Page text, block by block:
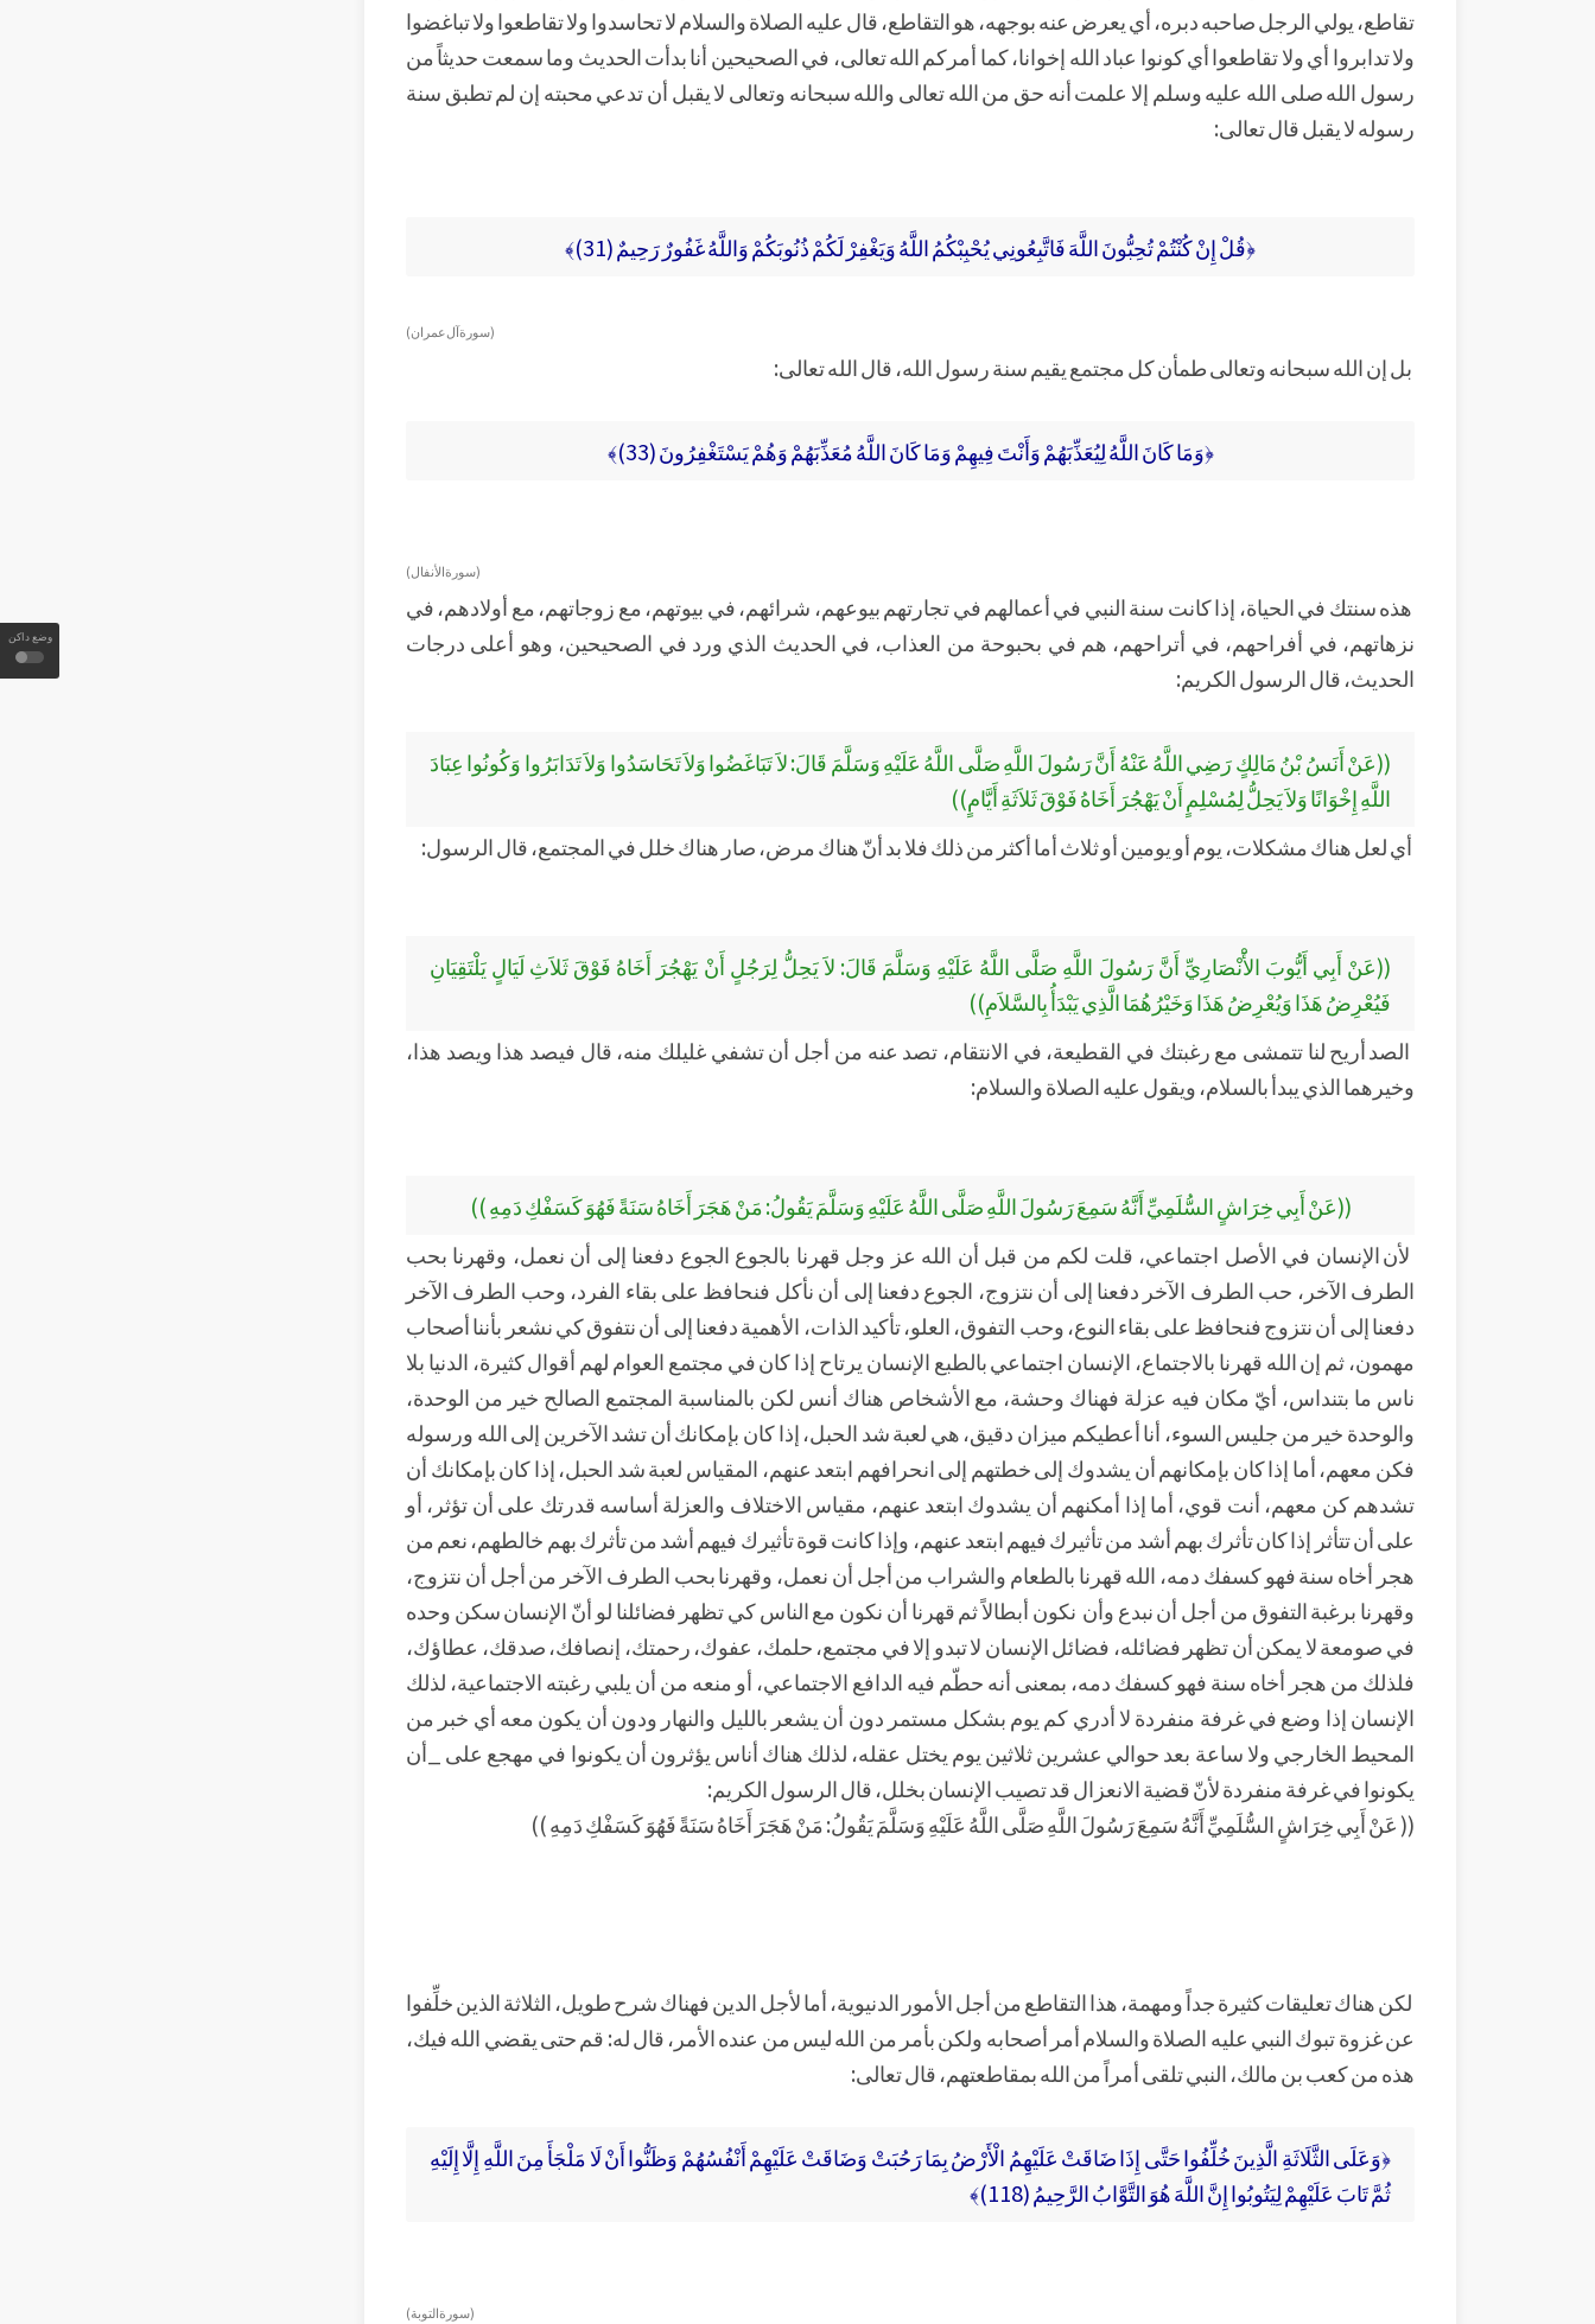
وضع داكن
تقاطع، يولي الرجل صاحبه دبره، أي يعرض عنه بوجهه، هو التقاطع، قال عليه الصلاة والسلام لا تحاسدوا ولا تقاطعوا ولا تباغضوا
ولا تدابروا أي ولا تقاطعوا أي كونوا عباد الله إخوانا، كما أمركم الله تعالى، في الصحيحين أنا بدأت الحديث وما سمعت حديثاً من
رسول الله صلى الله عليه وسلم إلا علمت أنه حق من الله تعالى والله سبحانه وتعالى لا يقبل أن تدعي محبته إن لم تطبق سنة
رسوله لا يقبل قال تعالى:
﴿قُلْ إِنْ كُنْتُمْ تُحِبُّونَ اللَّهَ فَاتَّبِعُونِي يُحْبِبْكُمُ اللَّهُ وَيَغْفِرْ لَكُمْ ذُنُوبَكُمْ وَاللَّهُ غَفُورٌ رَحِيمٌ (31)﴾
(سورة آل عمران )
بل إن الله سبحانه وتعالى طمأن كل مجتمع يقيم سنة رسول الله، قال الله تعالى:
﴿وَمَا كَانَ اللَّهُ لِيُعَذِّبَهُمْ وَأَنْتَ فِيهِمْ وَمَا كَانَ اللَّهُ مُعَذِّبَهُمْ وَهُمْ يَسْتَغْفِرُونَ (33)﴾
( سورة الأنفال )
هذه سنتك في الحياة، إذا كانت سنة النبي في أعمالهم في تجارتهم بيوعهم، شرائهم، في بيوتهم، مع زوجاتهم، مع أولادهم، في
نزهاتهم، في أفراحهم، في أتراحهم، هم في بحبوحة من العذاب، في الحديث الذي ورد في الصحيحين، وهو أعلى درجات
الحديث، قال الرسول الكريم:
((عَنْ أَنَسُ بْنُ مَالِكٍ رَضِي اللَّهُ عَنْهُ أَنَّ رَسُولَ اللَّهِ صَلَّى اللَّهُ عَلَيْهِ وَسَلَّمَ قَالَ: لاَ تَبَاغَضُوا وَلاَ تَحَاسَدُوا وَلاَ تَدَابَرُوا وَكُونُوا عِبَادَ
اللَّهِ إِخْوَانًا وَلاَ يَحِلُّ لِمُسْلِمٍ أَنْ يَهْجُرَ أَخَاهُ فَوْقَ ثَلاَثَةِ أَيَّامٍ))
أي لعل هناك مشكلات، يوم أو يومين أو ثلاث أما أكثر من ذلك فلا بد أنّ هناك مرض، صار هناك خلل في المجتمع، قال الرسول:
((عَنْ أَبِي أَيُّوبَ الأَْنْصَارِيِّ أَنَّ رَسُولَ اللَّهِ صَلَّى اللَّهُ عَلَيْهِ وَسَلَّمَ قَالَ: لاَ يَحِلُّ لِرَجُلٍ أَنْ يَهْجُرَ أَخَاهُ فَوْقَ ثَلاَثِ لَيَالٍ يَلْتَقِيَانِ
فَيُعْرِضُ هَذَا وَيُعْرِضُ هَذَا وَخَيْرُهُمَا الَّذِي يَبْدَأُ بِالسَّلاَمِ))
الصد أريح لنا تتمشى مع رغبتك في القطيعة، في الانتقام، تصد عنه من أجل أن تشفي غليلك منه، قال فيصد هذا ويصد هذا،
وخيرهما الذي يبدأ بالسلام، ويقول عليه الصلاة والسلام:
((عَنْ أَبِي خِرَاشٍ السُّلَمِيِّ أَنَّهُ سَمِعَ رَسُولَ اللَّهِ صَلَّى اللَّهُ عَلَيْهِ وَسَلَّمَ يَقُولُ: مَنْ هَجَرَ أَخَاهُ سَنَةً فَهُوَ كَسَفْكِ دَمِهِ ))
لأن الإنسان في الأصل اجتماعي، قلت لكم من قبل أن الله عز وجل قهرنا بالجوع الجوع دفعنا إلى أن نعمل، وقهرنا بحب
الطرف الآخر، حب الطرف الآخر دفعنا إلى أن نتزوج، الجوع دفعنا إلى أن نأكل فنحافظ على بقاء الفرد، وحب الطرف الآخر
دفعنا إلى أن نتزوج فنحافظ على بقاء النوع، وحب التفوق، العلو، تأكيد الذات، الأهمية دفعنا إلى أن نتفوق كي نشعر بأننا أصحاب
مهمون، ثم إن الله قهرنا بالاجتماع، الإنسان اجتماعي بالطبع الإنسان يرتاح إذا كان في مجتمع العوام لهم أقوال كثيرة، الدنيا بلا
ناس ما بتنداس، أيّ مكان فيه عزلة فهناك وحشة، مع الأشخاص هناك أنس لكن بالمناسبة المجتمع الصالح خير من الوحدة،
والوحدة خير من جليس السوء، أنا أعطيكم ميزان دقيق، هي لعبة شد الحبل، إذا كان بإمكانك أن تشد الآخرين إلى الله ورسوله
فكن معهم، أما إذا كان بإمكانهم أن يشدوك إلى خطتهم إلى انحرافهم ابتعد عنهم، المقياس لعبة شد الحبل، إذا كان بإمكانك أن
تشدهم كن معهم، أنت قوي، أما إذا أمكنهم أن يشدوك ابتعد عنهم، مقياس الاختلاف والعزلة أساسه قدرتك على أن تؤثر، أو
على أن تتأثر إذا كان تأثرك بهم أشد من تأثيرك فيهم ابتعد عنهم، وإذا كانت قوة تأثيرك فيهم أشد من تأثرك بهم خالطهم، نعم من
هجر أخاه سنة فهو كسفك دمه، الله قهرنا بالطعام والشراب من أجل أن نعمل، وقهرنا بحب الطرف الآخر من أجل أن نتزوج،
وقهرنا برغبة التفوق من أجل أن نبدع وأن نكون أبطالاً ثم قهرنا أن نكون مع الناس كي تظهر فضائلنا لو أنّ الإنسان سكن وحده
في صومعة لا يمكن أن تظهر فضائله، فضائل الإنسان لا تبدو إلا في مجتمع، حلمك، عفوك، رحمتك، إنصافك، صدقك، عطاؤك،
فلذلك من هجر أخاه سنة فهو كسفك دمه، بمعنى أنه حطّم فيه الدافع الاجتماعي، أو منعه من أن يلبي رغبته الاجتماعية، لذلك
الإنسان إذا وضع في غرفة منفردة لا أدري كم يوم بشكل مستمر دون أن يشعر بالليل والنهار ودون أن يكون معه أي خبر من
المحيط الخارجي ولا ساعة بعد حوالي عشرين ثلاثين يوم يختل عقله، لذلك هناك أناس يؤثرون أن يكونوا في مهجع على _أن
يكونوا في غرفة منفردة لأنّ قضية الانعزال قد تصيب الإنسان بخلل، قال الرسول الكريم:
(( عَنْ أَبِي خِرَاشٍ السُّلَمِيِّ أَنَّهُ سَمِعَ رَسُولَ اللَّهِ صَلَّى اللَّهُ عَلَيْهِ وَسَلَّمَ يَقُولُ: مَنْ هَجَرَ أَخَاهُ سَنَةً فَهُوَ كَسَفْكِ دَمِهِ ))
لكن هناك تعليقات كثيرة جداً ومهمة، هذا التقاطع من أجل الأمور الدنيوية، أما لأجل الدين فهناك شرح طويل، الثلاثة الذين خلِّفوا
عن غزوة تبوك النبي عليه الصلاة والسلام أمر أصحابه ولكن بأمر من الله ليس من عنده الأمر، قال له: قم حتى يقضي الله فيك،
هذه من كعب بن مالك، النبي تلقى أمراً من الله بمقاطعتهم، قال تعالى:
﴿وَعَلَى الثَّلَاثَةِ الَّذِينَ خُلِّفُوا حَتَّى إِذَا ضَاقَتْ عَلَيْهِمُ الْأَرْضُ بِمَا رَحُبَتْ وَضَاقَتْ عَلَيْهِمْ أَنْفُسُهُمْ وَظَنُّوا أَنْ لَا مَلْجَأَ مِنَ اللَّهِ إِلَّا إِلَيْهِ
ثُمَّ تَابَ عَلَيْهِمْ لِيَتُوبُوا إِنَّ اللَّهَ هُوَ التَّوَّابُ الرَّحِيمُ (118)﴾
( سورة التوبة )